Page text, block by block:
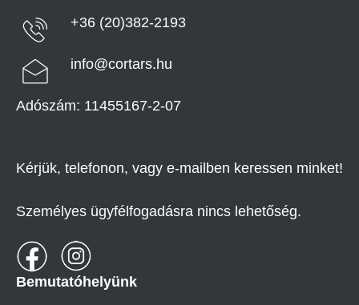
+36 (20)382-2193
info@cortars.hu
Adószám: 11455167-2-07
Kérjük, telefonon, vagy e-mailben keressen minket!
Személyes ügyfélfogadásra nincs lehetőség.
Bemutatóhelyünk